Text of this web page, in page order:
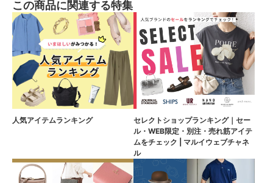
この商品に関連する特集
人気アイテムランキング
セレクトショップランキング｜セー
ル・WEB限定・別注・売れ筋アイテ
ムをチェック | マルイウェブチャネ
ル